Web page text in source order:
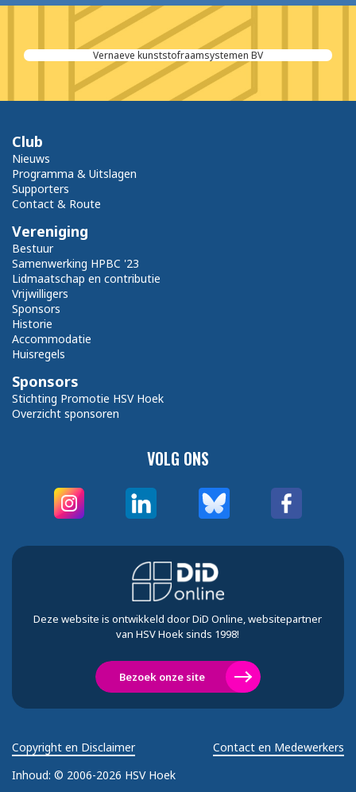
Vernaeve kunststofraamsystemen BV
VOLG ONS
Club
Nieuws
Programma & Uitslagen
Supporters
Contact & Route
Vereniging
Bestuur
Samenwerking HPBC '23
Lidmaatschap en contributie
Vrijwilligers
Sponsors
Historie
Accommodatie
Huisregels
Sponsors
Stichting Promotie HSV Hoek
Overzicht sponsoren
Deze website is ontwikkeld door DiD Online, websitepartner
van HSV Hoek sinds 1998!
Bezoek onze site
Inhoud: © 2006-2026 HSV Hoek
Copyright en Disclaimer Contact en Medewerkers